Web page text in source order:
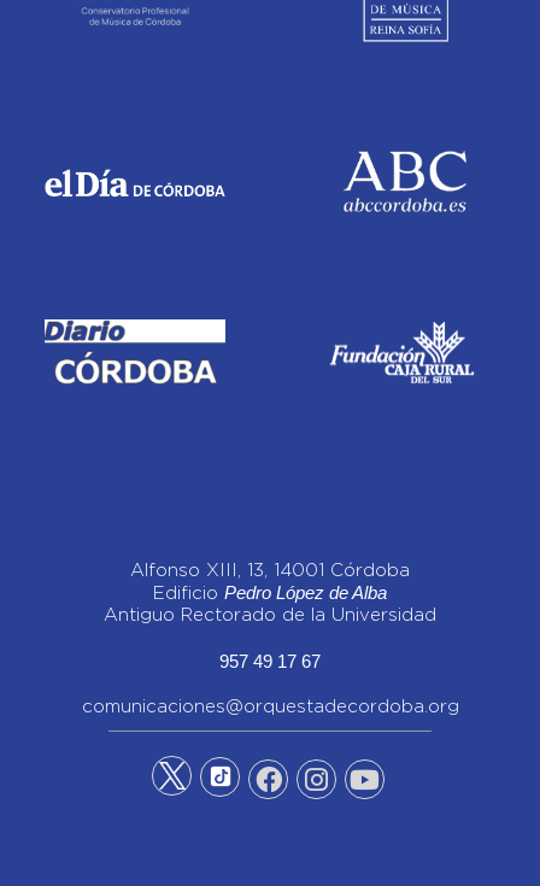
Alfonso XIII, 13, 14001 Córdoba
Edificio Pedro López de Alba
Antiguo Rectorado de la Universidad
957 49 17 67
comunicaciones@orquestadecordoba.org